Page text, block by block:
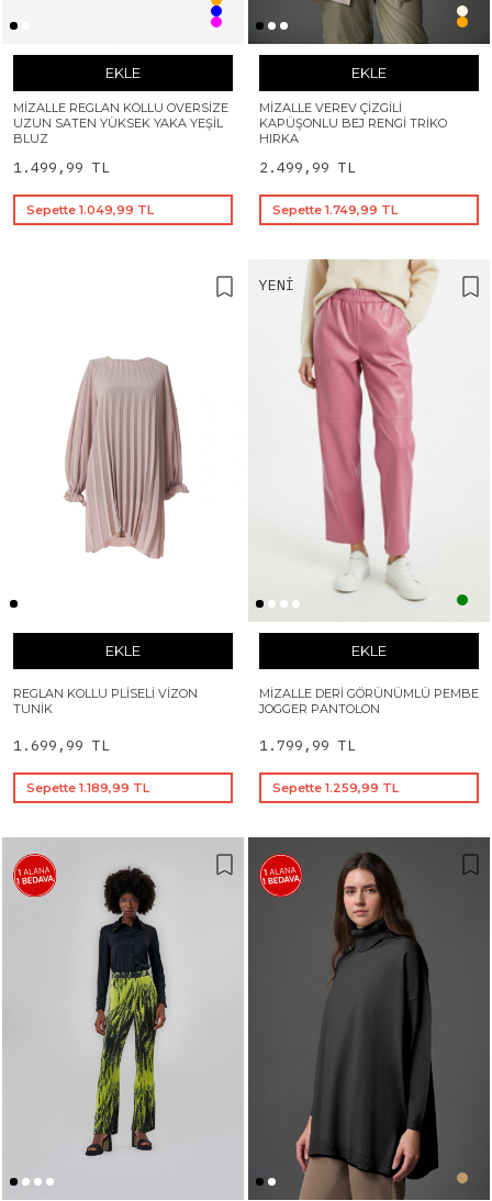
EKLE
MIZALLE REGLAN KOLLU OVERSIZE
UZUN SATEN YÜKSEK YAKA YEŞIL
BLUZ
1.499,99 TL
Sepette 1.049,99 TL
EKLE
MIZALLE VEREV ÇIZGILI
KAPÜŞONLU BEJ RENGI TRIKO
HIRKA
2.499,99 TL
Sepette 1.749,99 TL
EKLE
REGLAN KOLLU PLISELI VIZON
TUNIK
1.699,99 TL
Sepette 1.189,99 TL
YENI
EKLE
MIZALLE DERI GÖRÜNÜMLÜ PEMBE
JOGGER PANTOLON
1.799,99 TL
Sepette 1.259,99 TL